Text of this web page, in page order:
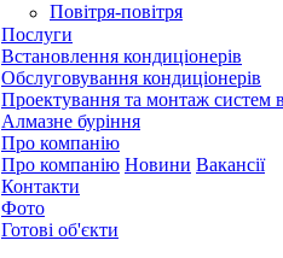
Повітря-повітря
Послуги
Встановлення кондиціонерів
Обслуговування кондиціонерів
Проектування та монтаж систем
Алмазне буріння
Про компанію
Про компанію Новини Вакансії
Контакти
Фото
Готові об'єкти